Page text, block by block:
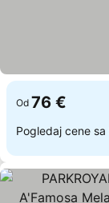
Od 76 €
Pogledaj cene sa